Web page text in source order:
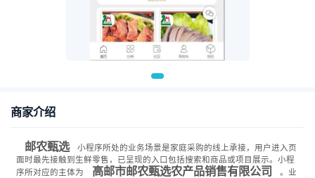
商家介绍
邮农甄选
小程序所处的业务场景是家庭采购的线上承接，用户进入页
面时最先接触到生鲜零售，已呈现的入口包括搜索和商品或项目展示。小程
序所对应的主体为
高邮市邮农甄选农产品销售有限公司
。业